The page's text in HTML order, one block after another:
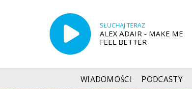
SŁUCHAJ TERAZ
ALEX ADAIR - MAKE ME
FEEL BETTER
WIADOMOŚCI PODCASTY